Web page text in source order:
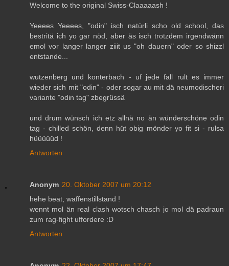
Welcome to the original Swiss-Claaaaash !
Yeeees Yeeees, "odin" isch natürli scho old school, das
bestritä ich yo gar nöd, aber äs isch trotzdem irgendwänn
emol vor langer langer ziiit us "oh dauern" oder so shizzl
entstande...
wutzenberg und konterbach - uf jede fall rult es immer
wieder sich mit "odin" - oder sogar au mit dä neumodischeri
variante "odin tag" zbegrüssä
und drum wünsch ich etz allnä no än wünderschöne odin
tag - chilled schön, denn hüt obig mönder yo fit si - rulsa
hüüüüüd !
Antworten
Anonym 20. Oktober 2007 um 20:12
hehe beat, waffenstillstand !
wennt mol än real clash wotsch chasch jo mol dä padraun
zum rag-fight uffordere :D
Antworten